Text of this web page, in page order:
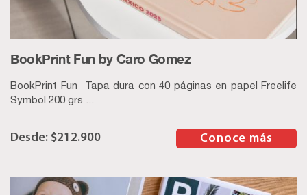
BookPrint Fun by Caro Gomez
BookPrint Fun Tapa dura con 40 páginas en papel Freelife
Symbol 200 grs ...
$212.900 Conoce más